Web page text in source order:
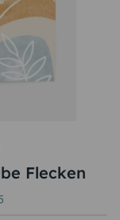
Flecken